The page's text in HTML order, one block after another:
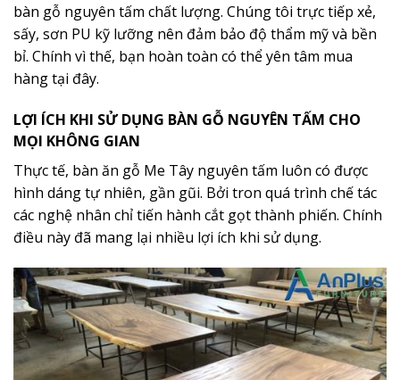
bàn gỗ nguyên tấm chất lượng. Chúng tôi trực tiếp xẻ,
sấy, sơn PU kỹ lưỡng nên đảm bảo độ thẩm mỹ và bền
bỉ. Chính vì thế, bạn hoàn toàn có thể yên tâm mua
hàng tại đây.
LỢI ÍCH KHI SỬ DỤNG BÀN GỖ NGUYÊN TẤM CHO
MỌI KHÔNG GIAN
Thực tế, bàn ăn gỗ Me Tây nguyên tấm luôn có được
hình dáng tự nhiên, gần gũi. Bởi tron quá trình chế tác
các nghệ nhân chỉ tiến hành cắt gọt thành phiến. Chính
điều này đã mang lại nhiều lợi ích khi sử dụng.